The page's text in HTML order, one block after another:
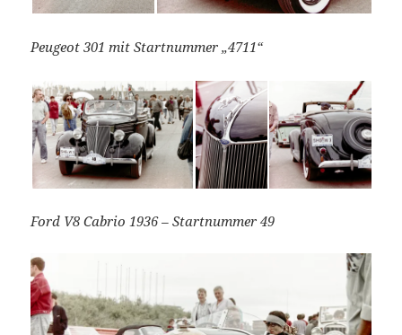
Peugeot 301 mit Startnummer „4711“
Ford V8 Cabrio 1936 – Startnummer 49